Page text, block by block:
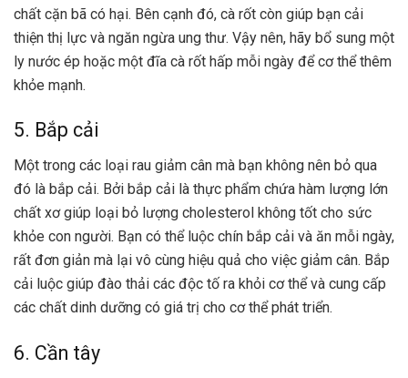
chất cặn bã có hại. Bên cạnh đó, cà rốt còn giúp bạn cải
thiện thị lực và ngăn ngừa ung thư. Vậy nên, hãy bổ sung một
ly nước ép hoặc một đĩa cà rốt hấp mỗi ngày để cơ thể thêm
khỏe mạnh.
5. Bắp cải
Một trong các loại rau giảm cân mà bạn không nên bỏ qua
đó là bắp cải. Bởi bắp cải là thực phẩm chứa hàm lượng lớn
chất xơ giúp loại bỏ lượng cholesterol không tốt cho sức
khỏe con người. Bạn có thể luộc chín bắp cải và ăn mỗi ngày,
rất đơn giản mà lại vô cùng hiệu quả cho việc giảm cân. Bắp
cải luộc giúp đào thải các độc tố ra khỏi cơ thể và cung cấp
các chất dinh dưỡng có giá trị cho cơ thể phát triển.
6. Cần tây